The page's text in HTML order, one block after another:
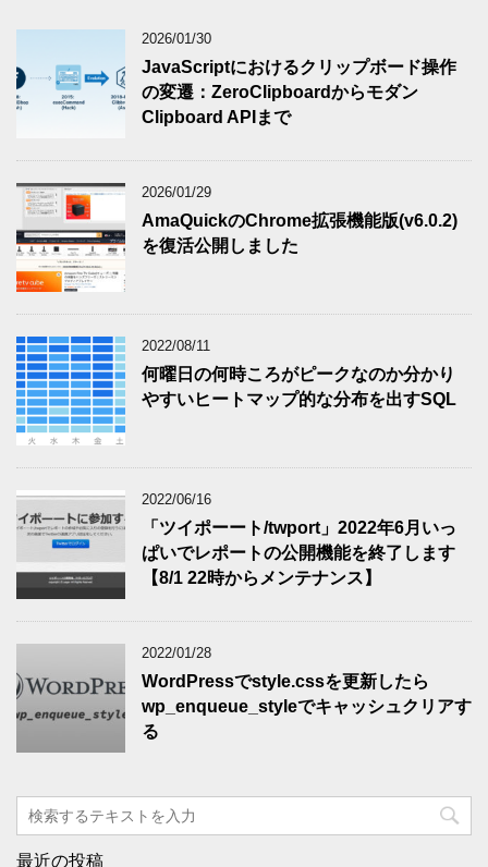
2026/01/30
JavaScriptにおけるクリップボード操作
の変遷：ZeroClipboardからモダン
Clipboard APIまで
2026/01/29
AmaQuickのChrome拡張機能版(v6.0.2)
を復活公開しました
2022/08/11
何曜日の何時ころがピークなのか分かり
やすいヒートマップ的な分布を出すSQL
2022/06/16
「ツイポーート/twport」2022年6月いっ
ぱいでレポートの公開機能を終了します
【8/1 22時からメンテナンス】
2022/01/28
WordPressでstyle.cssを更新したら
wp_enqueue_styleでキャッシュクリアす
る
最近の投稿